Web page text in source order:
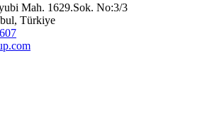
Mah. 1629.Sok. No:3/3
Türkiye